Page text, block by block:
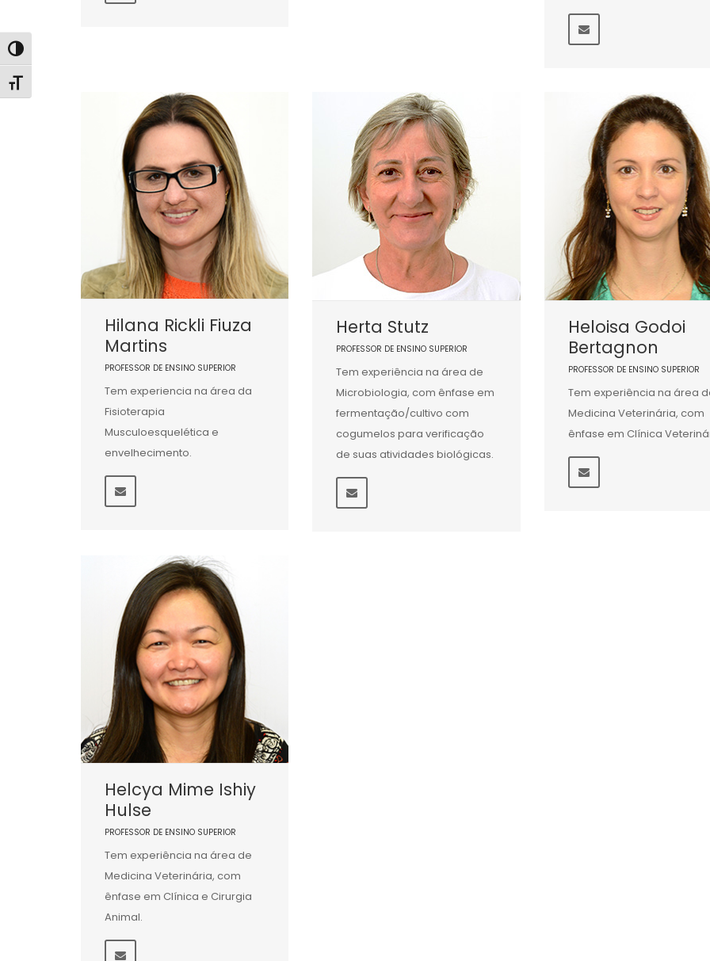
Alternar alto contraste
Alternar tamanho da fonte
Hilana Rickli Fiuza
Martins
PROFESSOR DE ENSINO SUPERIOR
Tem experiencia na área da
Fisioterapia
Musculoesquelética e
envelhecimento.
Herta Stutz
PROFESSOR DE ENSINO SUPERIOR
Tem experiência na área de
Microbiologia, com ênfase em
fermentação/cultivo com
cogumelos para verificação
de suas atividades biológicas.
Heloisa Godoi
Bertagnon
PROFESSOR DE ENSINO SUPERIOR
Tem experiência na área
Medicina Veterinária, com
ênfase em Clínica
Helcya Mime Ishiy
Hulse
PROFESSOR DE ENSINO SUPERIOR
Tem experiência na área de
Medicina Veterinária, com
ênfase em Clínica e Cirurgia
Animal.